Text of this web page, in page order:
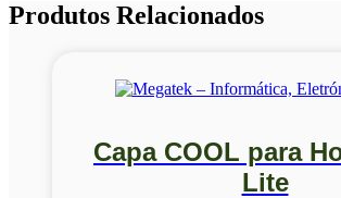
Produtos Relacionados
Capa COOL para
Lite